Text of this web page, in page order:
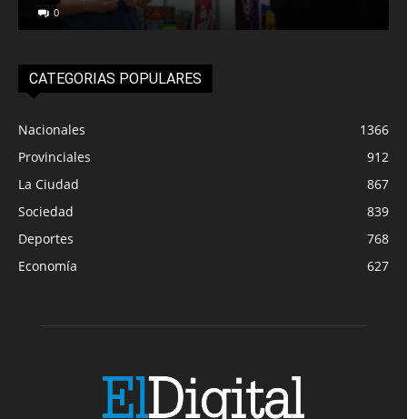
0
CATEGORIAS POPULARES
Nacionales
1366
Provinciales
912
La Ciudad
867
Sociedad
839
Deportes
768
Economía
627